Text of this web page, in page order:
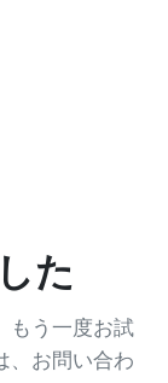
た
もう一度お試
、お問い合わ